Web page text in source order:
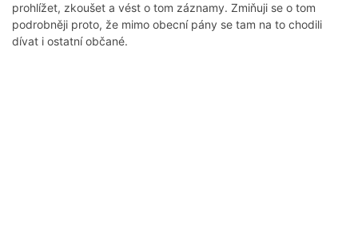
prohlížet, zkoušet a vést o tom záznamy. Zmiňuji se o tom
podrobněji proto, že mimo obecní pány se tam na to chodili
dívat i ostatní občané.